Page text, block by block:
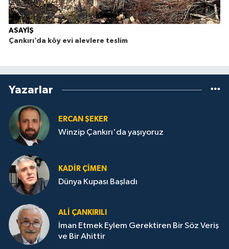
ASAYİŞ
Çankırı’da köy evi alevlere teslim
Yazarlar
ERCAN ŞEKER
Winzip Çankırı'da yaşıyoruz
KADIR ÇIMEN
Dünya Kupası Başladı
ALI ÇANKIRILI
İman Etmek Eylem Gerektiren Bir Söz Veriş
ve Bir Ahittir